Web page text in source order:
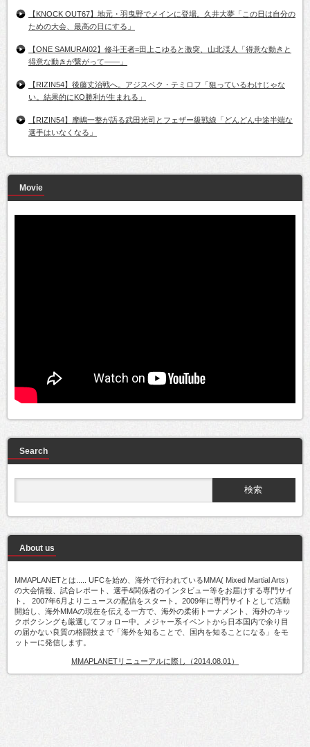
【KNOCK OUT67】地元・羽曳野でメインに登場。久井大夢「この日は自分の
ための大会、最高の日にする」
【ONE SAMURAI02】修斗王者=田上こゆると激突、山北渓人「得意な動きと
得意な動きが繋がって――」
【RIZIN54】後藤丈治戦へ。アジスベク・テミロフ「狙っているわけじゃな
い。結果的にKO勝利が生まれる」
【RIZIN54】摩嶋一整が語る武田光司とフェザー級戦線「どんどん中途半端な
選手はいなくなる」
Movie
Search
About us
MMAPLANETとは..... UFCを始め、海外で行われているMMA( Mixed Martial Arts）
の大会情報、試合レポート、選手&関係者のインタビュー等をお届けする専門サイ
ト。 2007年6月よりニュースの配信をスタート。2009年に専門サイトとして活動
開始し、海外MMAの現在を伝える一方で、海外の柔術トーナメント、海外のキッ
クボクシングも厳選してフォロー中。メジャー系イベントから日本国内で余り目
の届かない良質の格闘技まで「海外を知ることで、国内を知ることになる」をモ
ットーに発信します。
MMAPLANETリニューアルに際し（2014.08.01）